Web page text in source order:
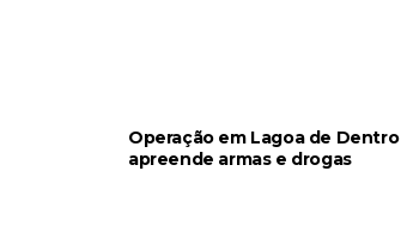
Operação em Lagoa de Dentro
apreende armas e drogas